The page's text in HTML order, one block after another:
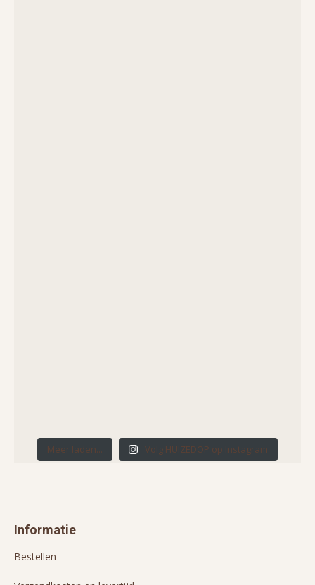
Meer laden... Volg HUIZEDOP op Instagram
Informatie
Bestellen